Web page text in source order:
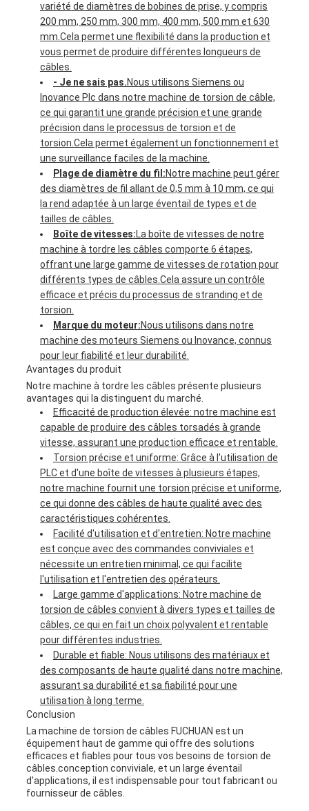
variété de diamètres de bobines de prise, y compris
200 mm, 250 mm, 300 mm, 400 mm, 500 mm et 630
mm.Cela permet une flexibilité dans la production et
vous permet de produire différentes longueurs de
câbles.
- Je ne sais pas.Nous utilisons Siemens ou
Inovance Plc dans notre machine de torsion de câble,
ce qui garantit une grande précision et une grande
précision dans le processus de torsion et de
torsion.Cela permet également un fonctionnement et
une surveillance faciles de la machine.
Plage de diamètre du fil:Notre machine peut gérer
des diamètres de fil allant de 0,5 mm à 10 mm, ce qui
la rend adaptée à un large éventail de types et de
tailles de câbles.
Boîte de vitesses:La boîte de vitesses de notre
machine à tordre les câbles comporte 6 étapes,
offrant une large gamme de vitesses de rotation pour
différents types de câbles.Cela assure un contrôle
efficace et précis du processus de stranding et de
torsion.
Marque du moteur:Nous utilisons dans notre
machine des moteurs Siemens ou Inovance, connus
pour leur fiabilité et leur durabilité.
Avantages du produit
Notre machine à tordre les câbles présente plusieurs
avantages qui la distinguent du marché.
Efficacité de production élevée: notre machine est
capable de produire des câbles torsadés à grande
vitesse, assurant une production efficace et rentable.
Torsion précise et uniforme: Grâce à l'utilisation de
PLC et d'une boîte de vitesses à plusieurs étapes,
notre machine fournit une torsion précise et uniforme,
ce qui donne des câbles de haute qualité avec des
caractéristiques cohérentes.
Facilité d'utilisation et d'entretien: Notre machine
est conçue avec des commandes conviviales et
nécessite un entretien minimal, ce qui facilite
l'utilisation et l'entretien des opérateurs.
Large gamme d'applications: Notre machine de
torsion de câbles convient à divers types et tailles de
câbles, ce qui en fait un choix polyvalent et rentable
pour différentes industries.
Durable et fiable: Nous utilisons des matériaux et
des composants de haute qualité dans notre machine,
assurant sa durabilité et sa fiabilité pour une
utilisation à long terme.
Conclusion
La machine de torsion de câbles FUCHUAN est un
équipement haut de gamme qui offre des solutions
efficaces et fiables pour tous vos besoins de torsion de
câbles.conception conviviale, et un large éventail
d'applications, il est indispensable pour tout fabricant ou
fournisseur de câbles.